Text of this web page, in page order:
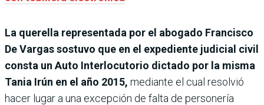
La querella representada por el abogado Francisco
De Vargas sostuvo que en el expediente judicial civil
consta un Auto Interlocutorio dictado por la misma
Tania Irún en el año 2015, mediante el cual resolvió
hacer lugar a una excepción de falta de personería